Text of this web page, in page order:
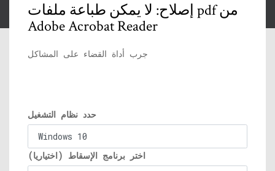
إصلاح: لا يمكن طباعة ملفات pdf من
Adobe Acrobat Reader
جرب أداة القضاء على المشاكل
حدد نظام التشغيل
اختر برنامج الإسقاط (اختياريا)